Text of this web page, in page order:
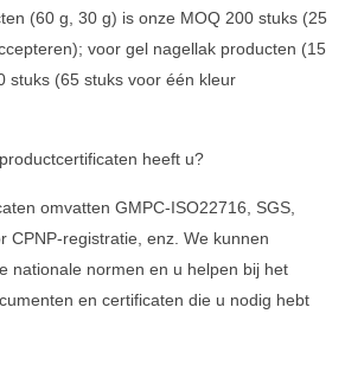
(60 g, 30 g) is onze MOQ 200 stuks (25
voor gel nagellak producten (15
stuks (65 stuks voor één kleur
heeft u?
omvatten GMPC-ISO22716, SGS,
CPNP-registratie, enz. We kunnen
nationale normen en u helpen bij het
en certificaten die u nodig hebt